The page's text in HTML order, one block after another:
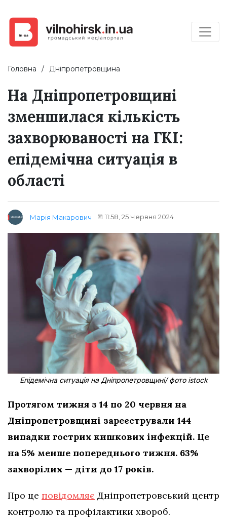
Головна Дніпропетровщина
На Дніпропетровщині
зменшилася кількість
захворюваності на ГКІ:
епідемічна ситуація в
області
Марія Макарович 11:58, 25 Червня 2024
Епідемічна ситуація на Дніпропетровщині/ фото istock
Протягом тижня з 14 по 20 червня на
Дніпропетровщині зареєстрували 144
випадки гострих кишкових інфекцій. Це
на 5% менше попереднього тижня. 63%
захворілих — діти до 17 років.
Про це повідомляє Дніпропетровський центр
контролю та профілактики хвороб.